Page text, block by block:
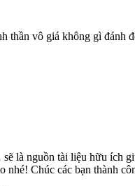
vô giá không gì
là nguồn tài liệu hữu ích
nhé! Chúc các bạn thành